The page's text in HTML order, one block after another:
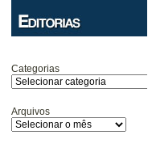
Categorias
Arquivos